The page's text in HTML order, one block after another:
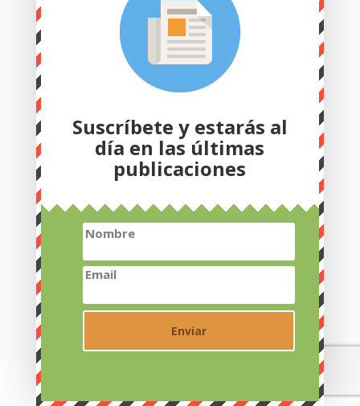
Nombre
Suscríbete y estarás al
día en las últimas
publicaciones
Nombre
Email